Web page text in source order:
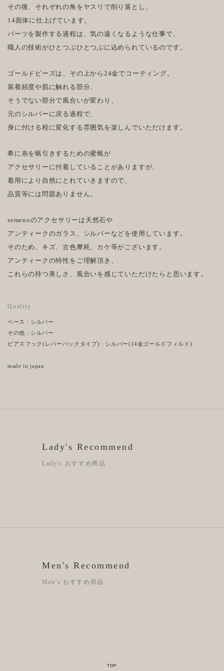
その後、それぞれの角をヤスリで削り落とし、
14面体に仕上げています。
パーツを製作する過程は、気の遠くなるような仕事で、
職人の技術がひとつぶひとつぶに込められているのです。
ゴールドビーズは、その上から24金でコーティング。
装着頻度や肌に触れる部分、
そうでない部分で風合いが変わり、
元のシルバーに戻る過程で、
身に付ける程に変化する雰囲気を楽しんでいただけます。
希に糸を蝋引きするための蜜蝋が
アクセサリーに付着していることがありますが、
着用により自然にとれていきますので、
品質等には問題ありません。
semenoのアクセサリーは天然石や
アンティークのガラス、シルバーなどを使用しています。
そのため、キズ、古色摩耗、カケ等がございます。
アンティークの特性をご理解頂き、
これらの持つ美しさ、風合いを感じていただけたらと思います。
Quality
ベース : シルバー
その他 : シルバー
ピアスフック(レバーバックタイプ) : シルバー(14金ゴールドフィルド)
made in japan
Lady's Recommend
Lady's おすすめ商品
Men's Recommend
Men's おすすめ商品